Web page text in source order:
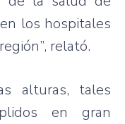
los hospitales
relató.
alturas, tales
en gran